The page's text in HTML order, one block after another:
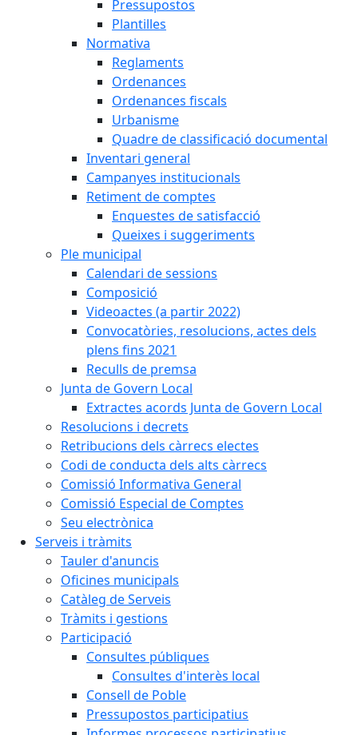
Pressupostos
Plantilles
Normativa
Reglaments
Ordenances
Ordenances fiscals
Urbanisme
Quadre de classificació documental
Inventari general
Campanyes institucionals
Retiment de comptes
Enquestes de satisfacció
Queixes i suggeriments
Ple municipal
Calendari de sessions
Composició
Videoactes (a partir 2022)
Convocatòries, resolucions, actes dels
plens fins 2021
Reculls de premsa
Junta de Govern Local
Extractes acords Junta de Govern Local
Resolucions i decrets
Retribucions dels càrrecs electes
Codi de conducta dels alts càrrecs
Comissió Informativa General
Comissió Especial de Comptes
Seu electrònica
Serveis i tràmits
Tauler d'anuncis
Oficines municipals
Catàleg de Serveis
Tràmits i gestions
Participació
Consultes públiques
Consultes d'interès local
Consell de Poble
Pressupostos participatius